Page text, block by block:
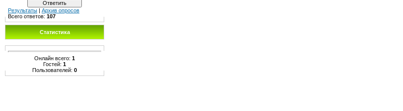
Результаты
Архив опросов
Всего ответов: 107
Статистика
Онлайн всего: 1
Гостей: 1
Пользователей: 0